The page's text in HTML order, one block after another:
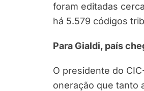
foram editadas
há 5.579 códigos
Para Gialdi, país
O presidente do
oneração que tanto